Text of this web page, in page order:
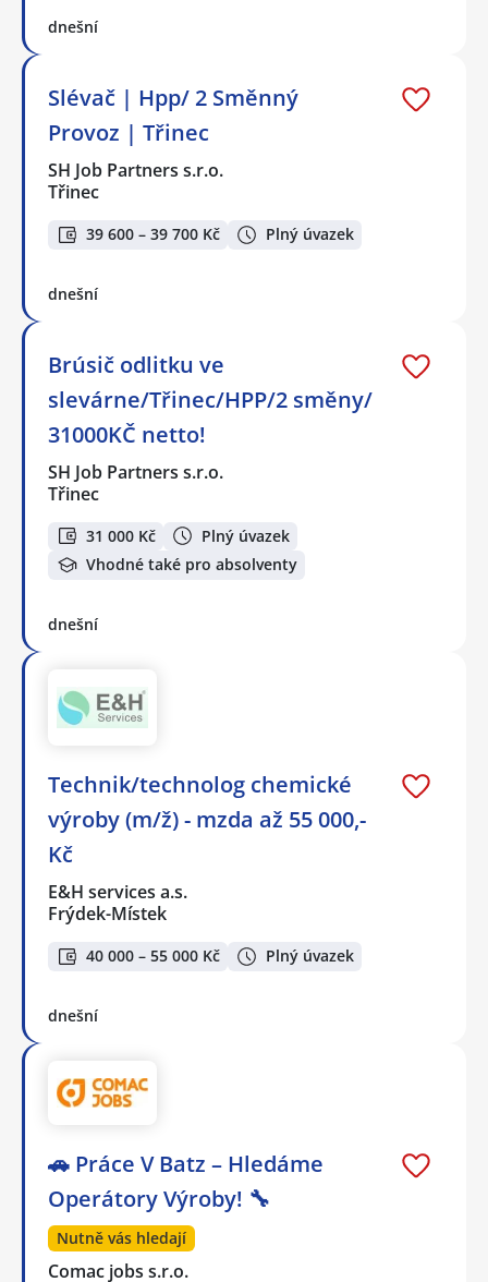
dnešní
Slévač | Hpp/ 2 Směnný
Provoz | Třinec
SH Job Partners s.r.o.
Třinec
39 600 – 39 700 Kč Plný úvazek
dnešní
Brúsič odlitku ve
slevárne/Třinec/HPP/2 směny/
31000KČ netto!
SH Job Partners s.r.o.
Třinec
31 000 Kč
Plný úvazek
Vhodné také pro absolventy
dnešní
Technik/technolog chemické
výroby (m/ž) - mzda až 55 000,-
Kč
E&H services a.s.
Frýdek-Místek
40 000 – 55 000 Kč Plný úvazek
dnešní
🚗 Práce V Batz – Hledáme
Operátory Výroby! 🔧
Nutně vás hledají
Comac jobs s.r.o.